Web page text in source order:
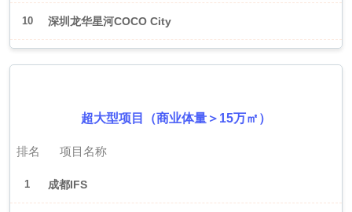
10 深圳龙华星河COCO City
超大型项目（商业体量＞15万㎡）
排名 项目名称
1 成都IFS